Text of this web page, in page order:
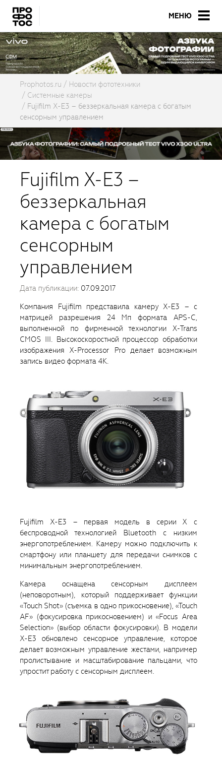
МЕНЮ
Prophotos.ru
Новости фототехники
Системные камеры
Fujifilm X-E3 – беззеркальная камера с богатым
сенсорным управлением
Fujifilm X-E3 –
беззеркальная
камера с богатым
сенсорным
управлением
Дата публикации: 07.09.2017
Компания Fujifilm представила камеру X-E3 – с
матрицей разрешения 24 Мп формата APS-C,
выполненной по фирменной технологии X-Trans
CMOS III. Высокоскоростной процессор обработки
изображения X-Processor Pro делает возможным
запись видео формата 4К.
Fujifilm X-E3 – первая модель в серии X с
беспроводной технологией Bluetooth с низким
энергопотреблением. Камеру можно подключить к
смартфону или планшету для передачи снимков с
минимальным энергопотреблением.
Камера оснащена сенсорным дисплеем
(неповоротным), который поддерживает функции
«Touch Shot» (съемка в одно прикосновение), «Touch
AF» (фокусировка прикосновением) и «Focus Area
Selection» (выбор области фокусировки). В модели
X-E3 обновлено сенсорное управление, которое
делает возможным управление жестами, например
пролистывание и масштабирование пальцами, что
упростит работу с сенсорным дисплеем.